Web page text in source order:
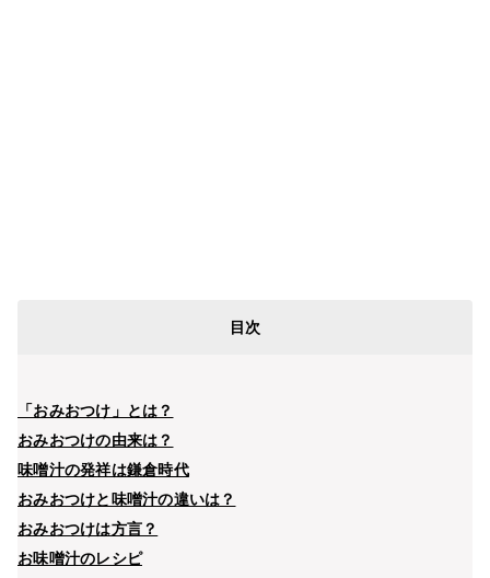
目次
「おみおつけ」とは？
おみおつけの由来は？
味噌汁の発祥は鎌倉時代
おみおつけと味噌汁の違いは？
おみおつけは方言？
お味噌汁のレシピ